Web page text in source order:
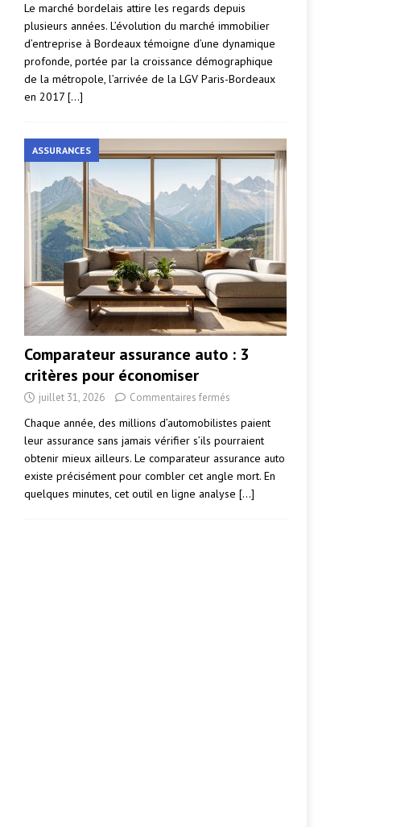
Le marché bordelais attire les regards depuis
plusieurs années. L’évolution du marché immobilier
d’entreprise à Bordeaux témoigne d’une dynamique
profonde, portée par la croissance démographique
de la métropole, l’arrivée de la LGV Paris-Bordeaux
en 2017 […]
ASSURANCES
Comparateur assurance auto : 3
critères pour économiser
juillet 31, 2026 Commentaires fermés
Chaque année, des millions d’automobilistes paient
leur assurance sans jamais vérifier s’ils pourraient
obtenir mieux ailleurs. Le comparateur assurance auto
existe précisément pour combler cet angle mort. En
quelques minutes, cet outil en ligne analyse […]